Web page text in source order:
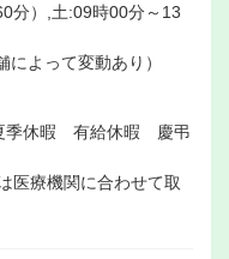
分）,土:09時00分～13
よって変動あり）
休暇 有給休暇 慶弔
医療機関に合わせて取